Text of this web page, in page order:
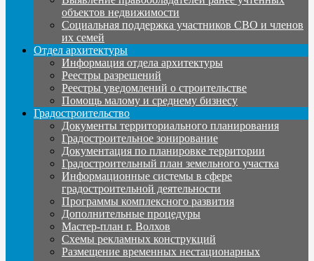
объектов недвижимости
Социальная поддержка участников СВО и членов
их семей
Отдел архитектуры
Информация отдела архитектуры
Реестры разрешений
Реестры уведомлений о строительстве
Помощь малому и среднему бизнесу
Градостроительство
Документы территориального планирования
Градостроительное зонирование
Документация по планировке территории
Градостроительный план земельного участка
Информационные системы в сфере
градостроительной деятельности
Программы комплексного развития
Дополнительные процедуры
Мастер-план г. Волхов
Схемы рекламных конструкций
Размещение временных нестационарных